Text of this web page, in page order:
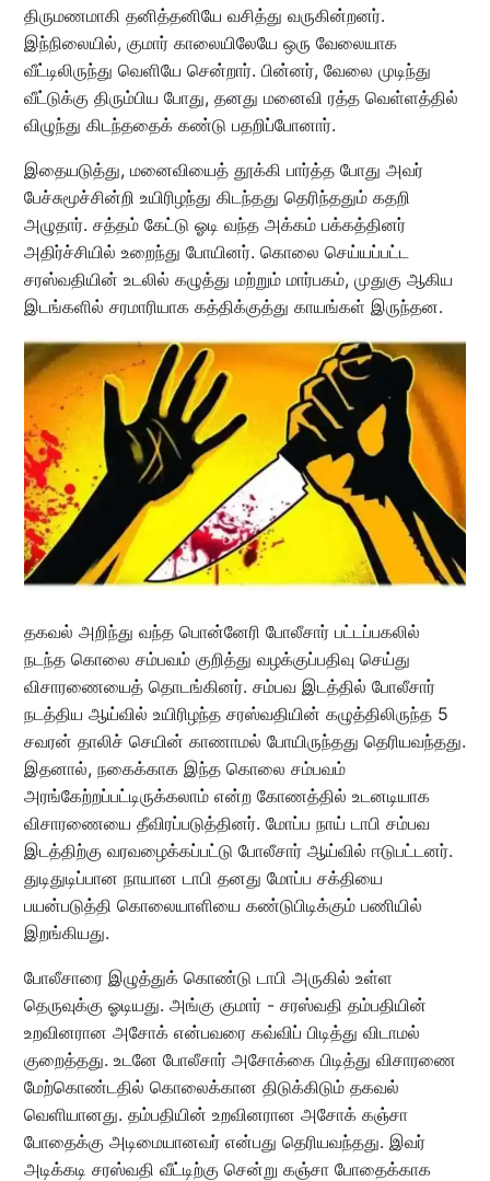
திருமணமாகி தனித்தனியே வசித்து வருகின்றனர்.
இந்நிலையில், குமார் காலையிலேயே ஒரு வேலையாக
வீட்டிலிருந்து வெளியே சென்றார். பின்னர், வேலை முடிந்து
வீட்டுக்கு திரும்பிய போது, தனது மனைவி ரத்த வெள்ளத்தில்
விழுந்து கிடந்ததைக் கண்டு பதறிப்போனார்.
இதையடுத்து, மனைவியைத் தூக்கி பார்த்த போது அவர்
பேச்சுமூச்சின்றி உயிரிழந்து கிடந்தது தெரிந்ததும் கதறி
அழுதார். சத்தம் கேட்டு ஓடி வந்த அக்கம் பக்கத்தினர்
அதிர்ச்சியில் உறைந்து போயினர். கொலை செய்யப்பட்ட
சரஸ்வதியின் உடலில் கழுத்து மற்றும் மார்பகம், முதுகு ஆகிய
இடங்களில் சரமாரியாக கத்திக்குத்து காயங்கள் இருந்தன.
தகவல் அறிந்து வந்த பொன்னேரி போலீசார் பட்டப்பகலில்
நடந்த கொலை சம்பவம் குறித்து வழக்குப்பதிவு செய்து
விசாரணையைத் தொடங்கினர். சம்பவ இடத்தில் போலீசார்
நடத்திய ஆய்வில் உயிரிழந்த சரஸ்வதியின் கழுத்திலிருந்த 5
சவரன் தாலிச் செயின் காணாமல் போயிருந்தது தெரியவந்தது.
இதனால், நகைக்காக இந்த கொலை சம்பவம்
அரங்கேற்றப்பட்டிருக்கலாம் என்ற கோணத்தில் உடனடியாக
விசாரணையை தீவிரப்படுத்தினர். மோப்ப நாய் டாபி சம்பவ
இடத்திற்கு வரவழைக்கப்பட்டு போலீசார் ஆய்வில் ஈடுபட்டனர்.
துடிதுடிப்பான நாயான டாபி தனது மோப்ப சக்தியை
பயன்படுத்தி கொலையாளியை கண்டுபிடிக்கும் பணியில்
இறங்கியது.
போலீசாரை இழுத்துக் கொண்டு டாபி அருகில் உள்ள
தெருவுக்கு ஓடியது. அங்கு குமார் - சரஸ்வதி தம்பதியின்
உறவினரான அசோக் என்பவரை கவ்விப் பிடித்து விடாமல்
குறைத்தது. உடனே போலீசார் அசோக்கை பிடித்து விசாரணை
மேற்கொண்டதில் கொலைக்கான திடுக்கிடும் தகவல்
வெளியானது. தம்பதியின் உறவினரான அசோக் கஞ்சா
போதைக்கு அடிமையானவர் என்பது தெரியவந்தது. இவர்
அடிக்கடி சரஸ்வதி வீட்டிற்கு சென்று கஞ்சா போதைக்காக